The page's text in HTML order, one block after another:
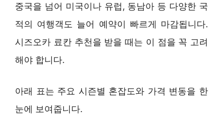
중국을 넘어 미국이나 유럽, 동남아 등 다양한 국
적의 여행객도 늘어 예약이 빠르게 마감됩니다.
시즈오카 료칸 추천을 받을 때는 이 점을 꼭 고려
해야 합니다.
아래 표는 주요 시즌별 혼잡도와 가격 변동을 한
눈에 보여줍니다.